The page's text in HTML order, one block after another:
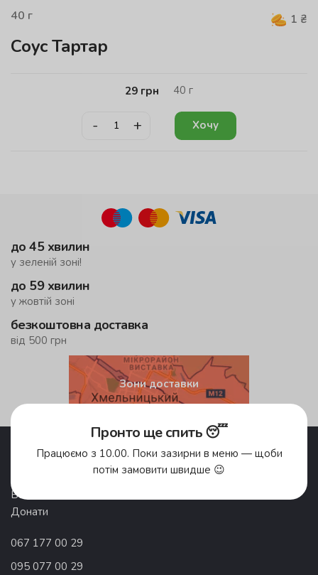
40 г 1 ₴
Соус Тартар
29 грн 40 г
- + Хочу
до 45 хвилин
у зеленій зоні!
до 59 хвилин
у жовтій зоні
безкоштовна доставка
від 500 грн
Зони доставки
Доставка їжі
Відгуки
Франшиза
Вакансії
Донати
067 177 00 29
095 077 00 29
Пронто ще спить 😴
Працюємо з 10.00. Поки зазирни в меню — щоби
потім замовити швидше 😉